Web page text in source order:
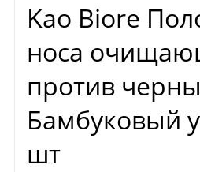
Kao Biore
носа
против
Бамбуковый
шт